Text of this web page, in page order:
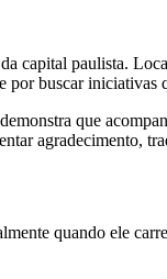
capital paulista.
buscar
que
agradecimento,
quando ele